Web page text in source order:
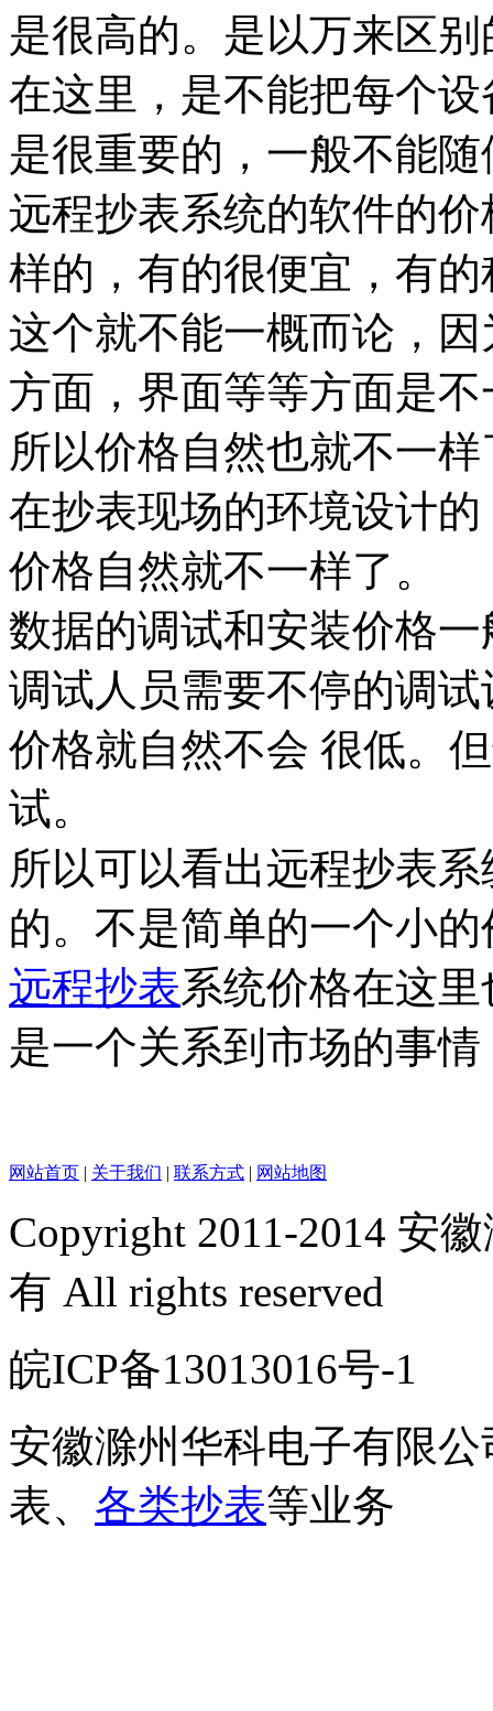
是很高的。是以万来区别
在这里，是不能把每个
是很重要的，一般不能
远程抄表系统的软件的
样的，有的很便宜，有
这个就不能一概而论，
方面，界面等等方面是
所以价格自然也就不一
在抄表现场的环境设计
价格自然就不一样了。
数据的调试和安装价格
调试人员需要不停的调
价格就自然不会 很低。
试。
所以可以看出远程抄表
的。不是简单的一个小
远程抄表系统价格在这
是一个关系到市场的事
网站首页 | 关于我们 | 联系方式 | 网站地图
Copyright 2011-2014 安
有 All rights reserved
皖ICP备13013016号
安徽滁州华科电子有限公
表、 各类抄表等业务